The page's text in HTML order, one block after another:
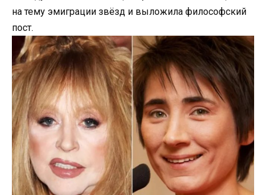
на тему эмиграции звёзд и выложила философский
пост.